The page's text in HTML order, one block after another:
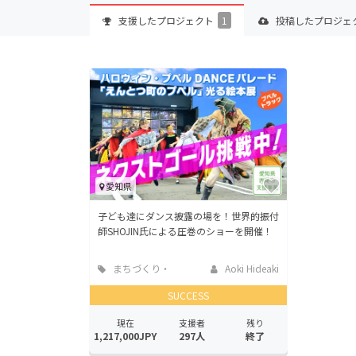
支援したプロジェクト 1 投稿したプロジェ
愛知県
子ども達にダンス披露の場を！世界的振付
師SHOJIN氏による圧巻のショーを開催！
まちづくり・
地域活性化
Aoki Hideaki
SUCCESS
現在
1,217,000JPY
支援者
297人
残り
終了